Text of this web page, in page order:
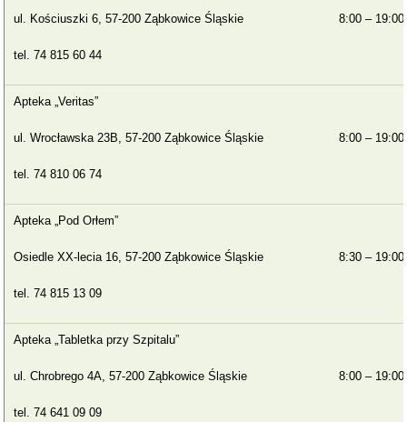
ul. Kościuszki 6, 57-200 Ząbkowice Śląskie
tel. 74 815 60 44
8:00 – 19:00
Apteka „Veritas”
ul. Wrocławska 23B, 57-200 Ząbkowice Śląskie
tel. 74 810 06 74
8:00 – 19:00
Apteka „Pod Orłem”
Osiedle XX-lecia 16, 57-200 Ząbkowice Śląskie
tel. 74 815 13 09
8:30 – 19:00
Apteka „Tabletka przy Szpitalu”
ul. Chrobrego 4A, 57-200 Ząbkowice Śląskie
tel. 74 641 09 09
8:00 – 19:00